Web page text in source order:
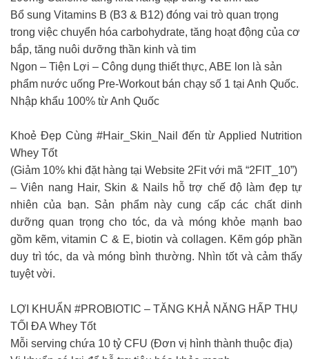
Bổ sung Vitamins B (B3 & B12) đóng vai trò quan trọng
trong việc chuyển hóa carbohydrate, tăng hoạt động của cơ
bắp, tăng nuôi dưỡng thần kinh và tim
Ngon – Tiện Lợi – Công dụng thiết thực, ABE lon là sản
phẩm nước uống Pre-Workout bán chạy số 1 tại Anh Quốc.
Nhập khẩu 100% từ Anh Quốc
Khoẻ Đẹp Cùng #Hair_Skin_Nail đến từ Applied Nutrition
Whey Tốt
(Giảm 10% khi đặt hàng tại Website 2Fit với mã “2FIT_10”)
– Viên nang Hair, Skin & Nails hỗ trợ chế độ làm đẹp tự
nhiên của bạn. Sản phẩm này cung cấp các chất dinh
dưỡng quan trọng cho tóc, da và móng khỏe mạnh bao
gồm kẽm, vitamin C & E, biotin và collagen. Kẽm góp phần
duy trì tóc, da và móng bình thường. Nhìn tốt và cảm thấy
tuyệt vời.
LỢI KHUẨN #PROBIOTIC – TĂNG KHẢ NĂNG HẤP THỤ
TỐI ĐA Whey Tốt
Mỗi serving chứa 10 tỷ CFU (Đơn vị hình thành thuộc địa)